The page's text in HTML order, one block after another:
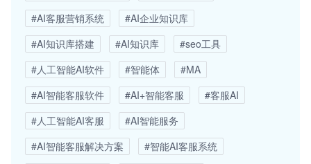
#AI客服营销系统
#AI企业知识库
#AI知识库搭建
#AI知识库
#seo工具
#人工智能AI软件
#智能体
#MA
#AI智能客服软件
#AI+智能客服
#客服AI
#人工智能AI客服
#AI智能服务
#AI智能客服解决方案
#智能AI客服系统